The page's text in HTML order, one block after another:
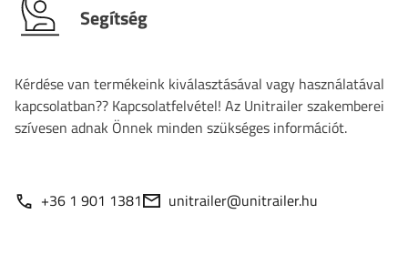
Segítség
Kérdése van termékeink kiválasztásával vagy használatával
kapcsolatban?? Kapcsolatfelvétel! Az Unitrailer szakemberei
szívesen adnak Önnek minden szükséges információt.
+36 1 901 1381 unitrailer@unitrailer.hu